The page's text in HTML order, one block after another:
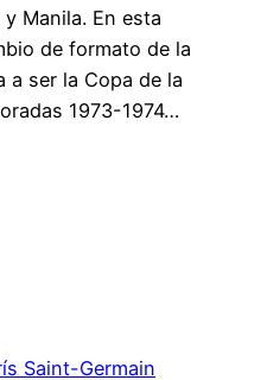
Manila. En esta
de formato de la
a ser la Copa de la
1973-1974…
Saint-Germain